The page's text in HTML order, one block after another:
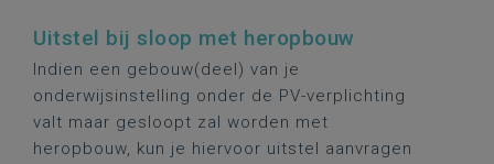
Uitstel bij sloop met heropbouw
Indien een gebouw(deel) van je
onderwijsinstelling onder de PV-verplichting
valt maar gesloopt zal worden met
heropbouw, kun je hiervoor uitstel aanvragen